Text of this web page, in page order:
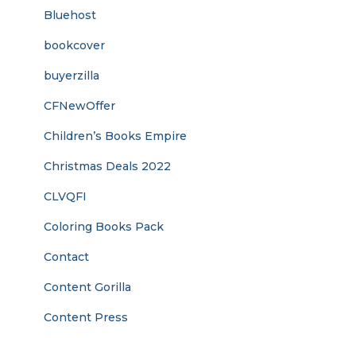
Bluehost
bookcover
buyerzilla
CFNewOffer
Children’s Books Empire
Christmas Deals 2022
CLVQFI
Coloring Books Pack
Contact
Content Gorilla
Content Press